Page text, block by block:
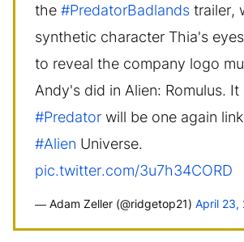
the #PredatorBadlands trailer,
synthetic character Thia's
to reveal the company logo
Andy's did in Alien: Romulus. It
#Predator will be one again
#Alien Universe.
pic.twitter.com/3u7h34CORD
— Adam Zeller (@ridgetop21) April 23,